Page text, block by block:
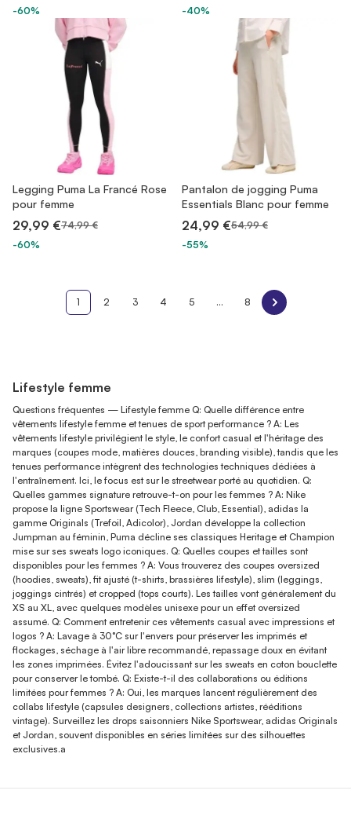
-60%
-40%
Legging Puma La Francé Rose
pour femme
29,99 €74,99 €
-60%
Pantalon de jogging Puma
Essentials Blanc pour femme
24,99 €54,99 €
-55%
1 2 3 4 5 ... 8
Lifestyle femme
Questions fréquentes — Lifestyle femme Q: Quelle différence entre
vêtements lifestyle femme et tenues de sport performance ? A: Les
vêtements lifestyle privilégient le style, le confort casual et l'héritage des
marques (coupes mode, matières douces, branding visible), tandis que les
tenues performance intègrent des technologies techniques dédiées à
l'entraînement. Ici, le focus est sur le streetwear porté au quotidien. Q:
Quelles gammes signature retrouve-t-on pour les femmes ? A: Nike
propose la ligne Sportswear (Tech Fleece, Club, Essential), adidas la
gamme Originals (Trefoil, Adicolor), Jordan développe la collection
Jumpman au féminin, Puma décline ses classiques Heritage et Champion
mise sur ses sweats logo iconiques. Q: Quelles coupes et tailles sont
disponibles pour les femmes ? A: Vous trouverez des coupes oversized
(hoodies, sweats), fit ajusté (t-shirts, brassières lifestyle), slim (leggings,
joggings cintrés) et cropped (tops courts). Les tailles vont généralement du
XS au XL, avec quelques modèles unisexe pour un effet oversized
assumé. Q: Comment entretenir ces vêtements casual avec impressions et
logos ? A: Lavage à 30°C sur l'envers pour préserver les imprimés et
flockages, séchage à l'air libre recommandé, repassage doux en évitant
les zones imprimées. Évitez l'adoucissant sur les sweats en coton bouclette
pour conserver le tombé. Q: Existe-t-il des collaborations ou éditions
limitées pour femmes ? A: Oui, les marques lancent régulièrement des
collabs lifestyle (capsules designers, collections artistes, rééditions
vintage). Surveillez les drops saisonniers Nike Sportswear, adidas Originals
et Jordan, souvent disponibles en séries limitées sur des silhouettes
exclusives.a